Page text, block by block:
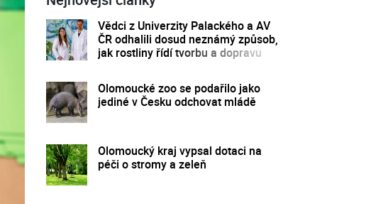
Vědci z Univerzity Palackého a AV
ČR odhalili dosud neznámý způsob,
jak rostliny řídí tvorbu a dopravu
Olomoucké zoo se podařilo jako
jediné v Česku odchovat mládě
Olomoucký kraj vypsal dotaci na
péči o stromy a zeleň